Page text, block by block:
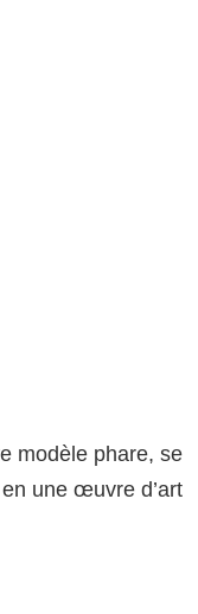
modèle phare, se
en une œuvre d’art